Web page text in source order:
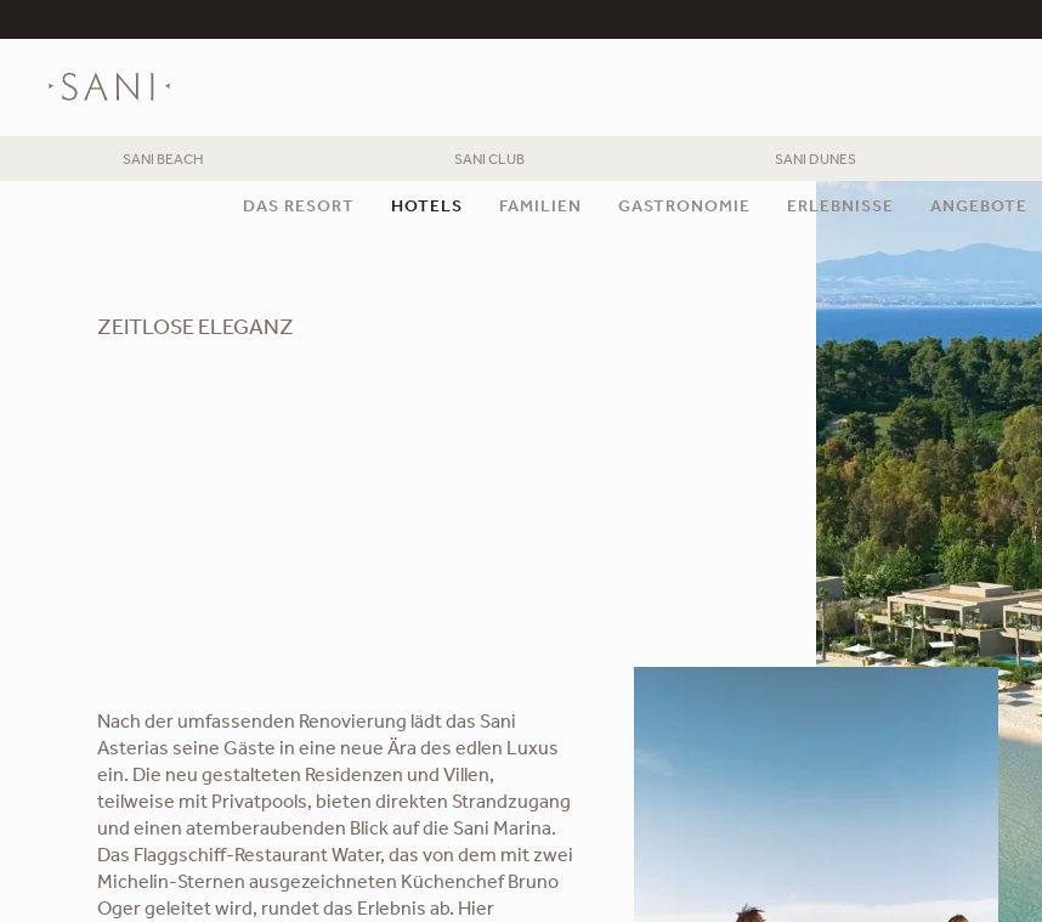
DAS RESORT HOTELS FAMILIEN GASTRONOMIE ERLEBNISSE ANGEBOTE
SANI BEACH SANI CLUB SANI DUNES
ZEITLOSE ELEGANZ
Nach der umfassenden Renovierung lädt das Sani
Asterias seine Gäste in eine neue Ära des edlen Luxus
ein. Die neu gestalteten Residenzen und Villen,
teilweise mit Privatpools, bieten direkten Strandzugang
und einen atemberaubenden Blick auf die Sani Marina.
Das Flaggschiff-Restaurant Water, das von dem mit zwei
Michelin-Sternen ausgezeichneten Küchenchef Bruno
Oger geleitet wird, rundet das Erlebnis ab. Hier